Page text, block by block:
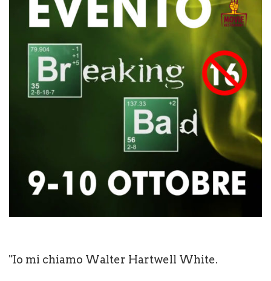
"Io mi chiamo Walter Hartwell White.